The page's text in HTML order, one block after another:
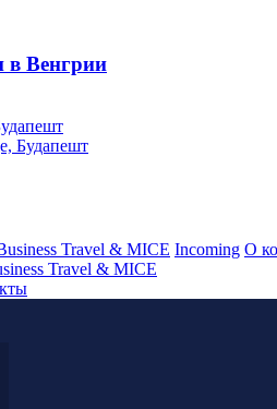
в Венгрии
Будапешт
Travel & MICE Incoming О
Travel & MICE